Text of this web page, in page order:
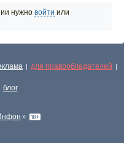
нужно войти или
| для правообладателей |
блог
»